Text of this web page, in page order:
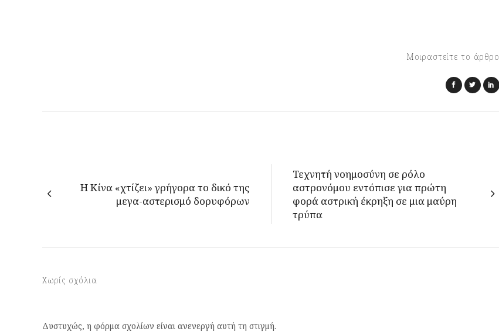
Μοιραστείτε το άρθρο
Η Κίνα «χτίζει» γρήγορα το δικό της
μεγα-αστερισμό δορυφόρων
Τεχνητή νοημοσύνη σε ρόλο
αστρονόμου εντόπισε για πρώτη
φορά αστρική έκρηξη σε μια μαύρη
τρύπα
Χωρίς σχόλια
Δυστυχώς, η φόρμα σχολίων είναι ανενεργή αυτή τη στιγμή.